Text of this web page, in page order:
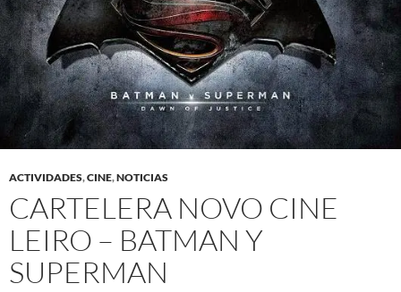
ACTIVIDADES,CINE,NOTICIAS
CARTELERA NOVO CINE
LEIRO – BATMAN Y
SUPERMAN